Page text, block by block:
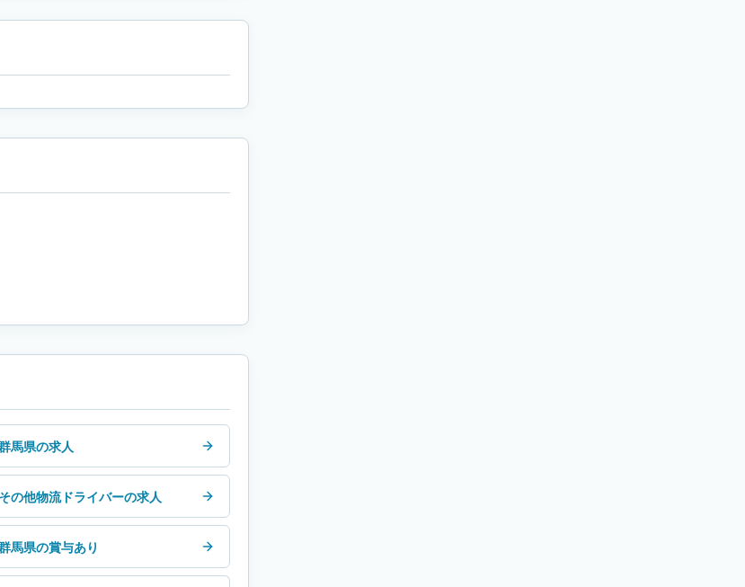
馬県の求人
その他物流ドライバーの求人
馬県の賞与あり